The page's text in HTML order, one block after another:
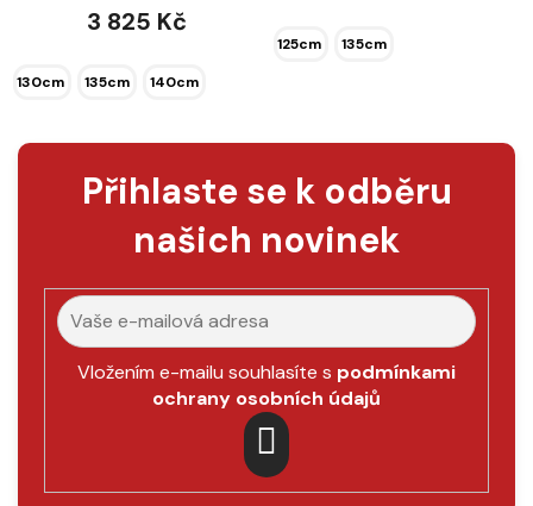
5
3 825 Kč
130cm 135cm 140cm
125cm 135cm
Přihlaste se k odběru
našich novinek
Vložením e-mailu souhlasíte s podmínkami
ochrany osobních údajů
PŘIHLÁSIT